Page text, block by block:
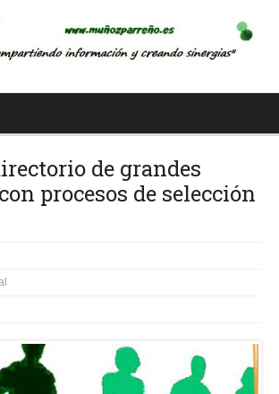
de grandes
procesos de selección